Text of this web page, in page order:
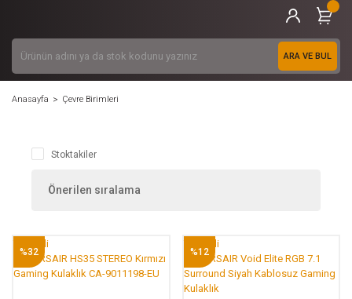
ARA VE BUL
Anasayfa Çevre Birimleri
Stoktakiler
%32
Tükendi
%12
Tükendi